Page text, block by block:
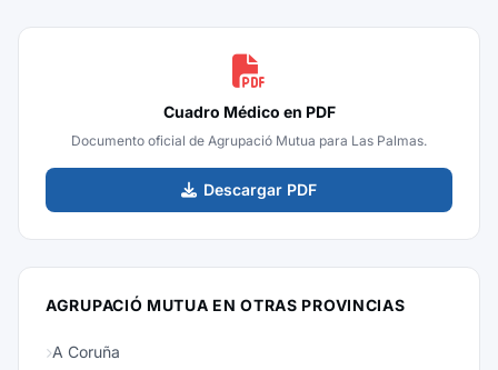
Cuadro Médico en PDF
Documento oficial de Agrupació Mutua para Las Palmas.
Descargar PDF
AGRUPACIÓ MUTUA EN OTRAS PROVINCIAS
A Coruña